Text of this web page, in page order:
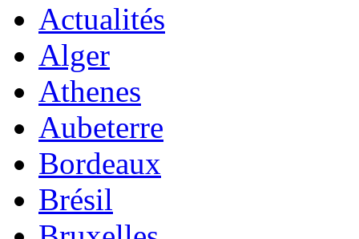
Actualités
Alger
Athenes
Aubeterre
Bordeaux
Brésil